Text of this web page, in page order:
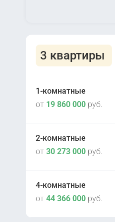
3 квартиры
1-комнатные
от 19 860 000 руб.
2-комнатные
от 30 273 000 руб.
4-комнатные
от 44 366 000 руб.